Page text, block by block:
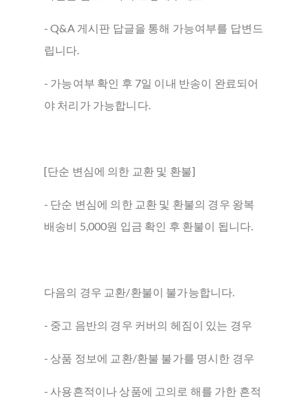
- Q&A 게시판 답글을 통해 가능여부를 답변드
립니다.
- 가능여부 확인 후 7일 이내 반송이 완료되어
야 처리가 가능합니다.
[단순 변심에 의한 교환 및 환불]
- 단순 변심에 의한 교환 및 환불의 경우 왕복
배송비 5,000원 입금 확인 후 환불이 됩니다.
다음의 경우 교환/환불이 불가능합니다.
- 중고 음반의 경우 커버의 헤짐이 있는 경우
- 상품 정보에 교환/환불 불가를 명시한 경우
- 사용흔적이나 상품에 고의로 해를 가한 흔적